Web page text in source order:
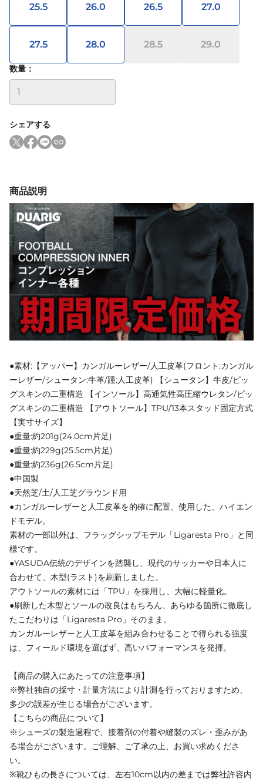
25.5 26.0 26.5 27.0
27.5 28.0 28.5 29.0
数量：
シェアする
商品説明
●素材:【アッパー】カンガルーレザー/人工皮革(フロント:カンガル
ーレザー/シュータン:牛革/踵:人工皮革) 【シュータン】牛皮/ピッ
グスキンの二重構造 【インソール】高通気性高圧縮ウレタン/ピッ
グスキンの二重構造 【アウトソール】TPU/13本スタッド固定方式
【実寸サイズ】
●重量:約201g(24.0cm片足)
●重量:約229g(25.5cm片足)
●重量:約236g(26.5cm片足)
●中国製
●天然芝/土/人工芝グラウンド用
●カンガルーレザーと人工皮革を的確に配置、使用した、ハイエン
ドモデル。
素材の一部以外は、フラッグシップモデル「Ligaresta Pro」と同
様です。
●YASUDA伝統のデザインを踏襲し、現代のサッカーや日本人に
合わせて、木型(ラスト)を刷新しました。
アウトソールの素材には「TPU」を採用し、大幅に軽量化。
●刷新した木型とソールの改良はもちろん、あらゆる箇所に徹底し
たこだわりは「Ligaresta Pro」そのまま。
カンガルーレザーと人工皮革を組み合わせることで得られる強度
は、フィールド環境を選ばず、高いパフォーマンスを発揮。
【商品の購入にあたっての注意事項】
※弊社独自の採寸・計量方法により計測を行っておりますため、
多少の誤差が生じる場合がございます。
【こちらの商品について】
※シューズの製造過程で、接着剤の付着や縫製のズレ・歪みがあ
る場合がございます。ご理解、ご了承の上、お買い求めくださ
い。
※靴ひもの長さについては、左右10cm以内の差までは弊社許容内